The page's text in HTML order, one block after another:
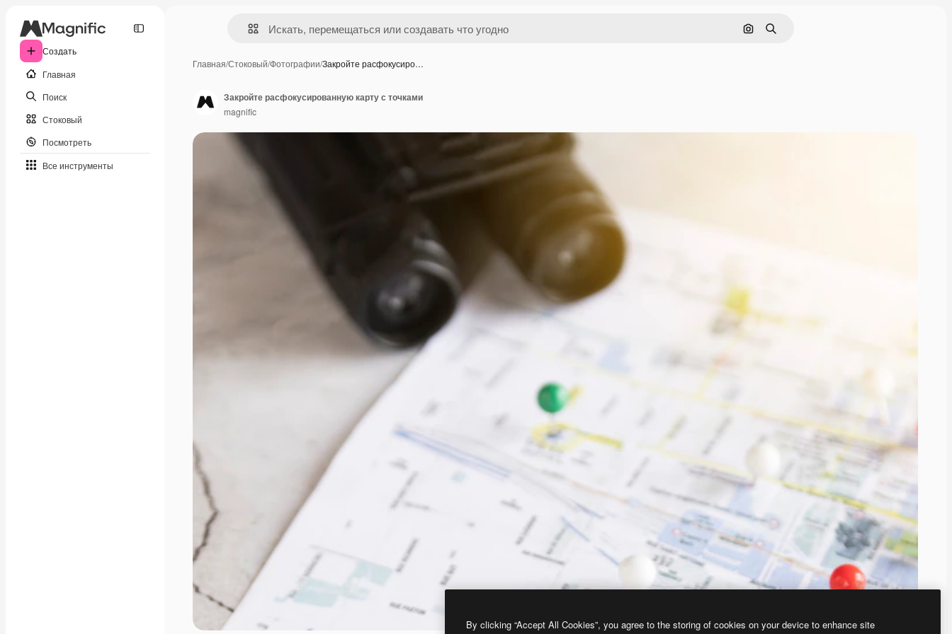
Создать
Главная
Поиск
Стоковый
Посмотреть
Все инструменты
Поиск по изображению
Поиск
Главная/Стоковый/Фотографии/Закройте расфокусиро…
Закройте расфокусированную карту с точками
magnific
By clicking “Accept All Cookies”, you agree to the storing of cookies on your device to enhance site